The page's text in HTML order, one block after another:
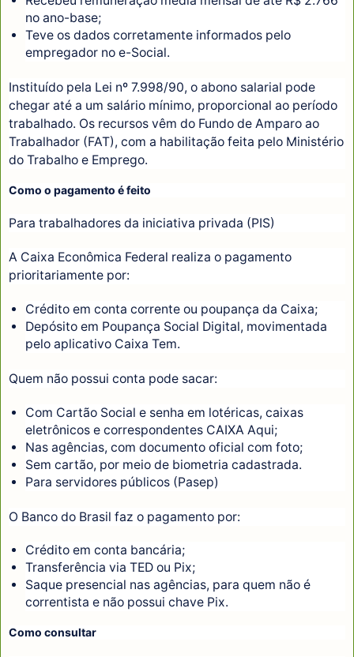
no ano-base;
Teve os dados corretamente informados pelo
empregador no e-Social.
Instituído pela Lei nº 7.998/90, o abono salarial pode
chegar até a um salário mínimo, proporcional ao período
trabalhado. Os recursos vêm do Fundo de Amparo ao
Trabalhador (FAT), com a habilitação feita pelo Ministério
do Trabalho e Emprego.
Como o pagamento é feito
Para trabalhadores da iniciativa privada (PIS)
A Caixa Econômica Federal realiza o pagamento
prioritariamente por:
Crédito em conta corrente ou poupança da Caixa;
Depósito em Poupança Social Digital, movimentada
pelo aplicativo Caixa Tem.
Quem não possui conta pode sacar:
Com Cartão Social e senha em lotéricas, caixas
eletrônicos e correspondentes CAIXA Aqui;
Nas agências, com documento oficial com foto;
Sem cartão, por meio de biometria cadastrada.
Para servidores públicos (Pasep)
O Banco do Brasil faz o pagamento por:
Crédito em conta bancária;
Transferência via TED ou Pix;
Saque presencial nas agências, para quem não é
correntista e não possui chave Pix.
Como consultar